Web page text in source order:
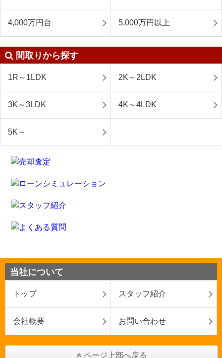
4,000万円台 5,000万円以上
間取りから探す
1R～1LDK 2K～2LDK
3K～3LDK 4K～4LDK
5K～
当社について
トップ スタッフ紹介
会社概要 お問い合わせ
ページ上部へ戻る